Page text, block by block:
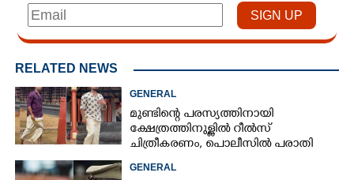
RELATED NEWS
GENERAL
മുണ്ടിന്റെ പരസ്യത്തിനായി
ക്ഷേത്രത്തിനുള്ളിൽ റീൽസ്
ചിത്രീകരണം, പൊലീസിൽ പരാതി
GENERAL